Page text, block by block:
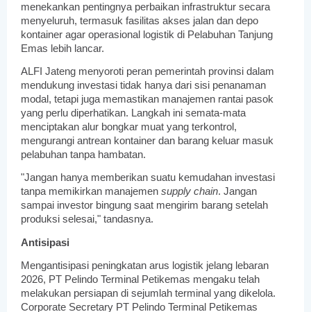
menekankan pentingnya perbaikan infrastruktur secara
menyeluruh, termasuk fasilitas akses jalan dan depo
kontainer agar operasional logistik di Pelabuhan Tanjung
Emas lebih lancar.
ALFI Jateng menyoroti peran pemerintah provinsi dalam
mendukung investasi tidak hanya dari sisi penanaman
modal, tetapi juga memastikan manajemen rantai pasok
yang perlu diperhatikan. Langkah ini semata-mata
menciptakan alur bongkar muat yang terkontrol,
mengurangi antrean kontainer dan barang keluar masuk
pelabuhan tanpa hambatan.
"Jangan hanya memberikan suatu kemudahan investasi
tanpa memikirkan manajemen supply chain. Jangan
sampai investor bingung saat mengirim barang setelah
produksi selesai," tandasnya.
Antisipasi
Mengantisipasi peningkatan arus logistik jelang lebaran
2026, PT Pelindo Terminal Petikemas mengaku telah
melakukan persiapan di sejumlah terminal yang dikelola.
Corporate Secretary PT Pelindo Terminal Petikemas